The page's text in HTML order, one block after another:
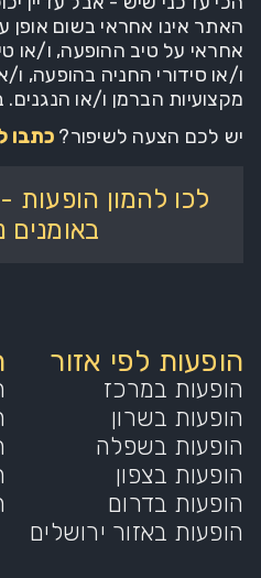
האתר אינו אחראי בשום
אחראי על טיב ההופעה, ו/או
ו/או סידורי החניה בהופעה,
מקצועיות הברמן ו/או הנגנים.
יש לכם הצעה לשיפור? כתבו
לכו להמון הופעות
באומנים
הופעות לפי אזור
הופעות במרכז
הופעות בשרון
הופעות בשפלה
הופעות בצפון
הופעות בדרום
הופעות באזור ירושלים